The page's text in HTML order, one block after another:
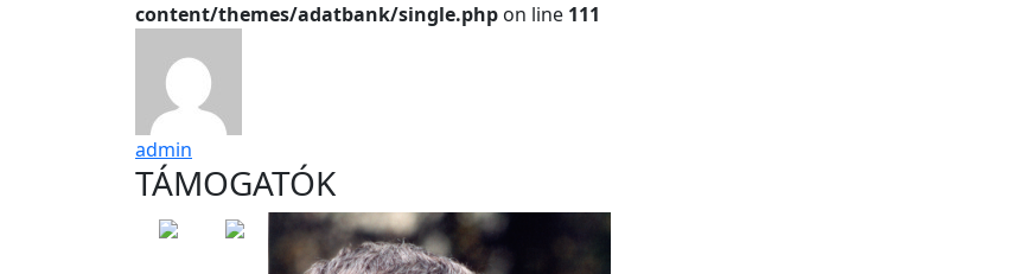
content/themes/adatbank/single.php on line 111
admin
TÁMOGATÓK